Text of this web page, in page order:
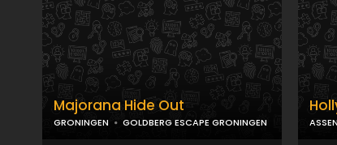
Majorana Hide Out
GRONINGEN GOLDBERG ESCAPE GRONINGEN ASSEN